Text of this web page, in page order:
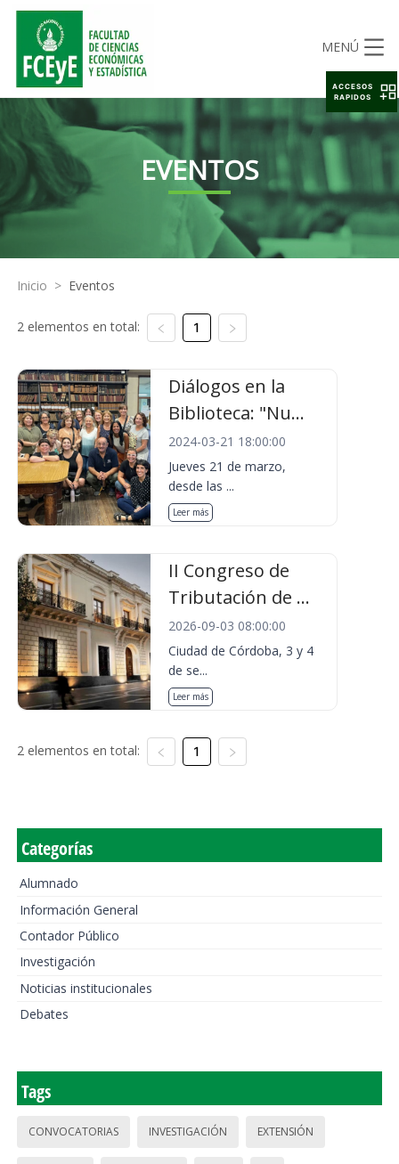
MENÚ
EVENTOS
Inicio > Eventos
2 elementos en total: 1
Diálogos en la
Biblioteca: "Nu...
2024-03-21 18:00:00
Jueves 21 de marzo,
desde las ...
Leer más
II Congreso de
Tributación de ...
2026-09-03 08:00:00
Ciudad de Córdoba, 3 y 4
de se...
Leer más
2 elementos en total: 1
Categorías
Alumnado
Información General
Contador Público
Investigación
Noticias institucionales
Debates
Tags
CONVOCATORIAS INVESTIGACIÓN EXTENSIÓN
ACCESOS
RAPIDOS